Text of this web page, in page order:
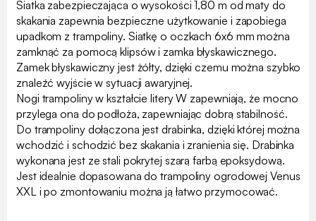
Siatka zabezpieczająca o wysokości 1,80 m od maty do
skakania zapewnia bezpieczne użytkowanie i zapobiega
upadkom z trampoliny. Siatkę o oczkach 6x6 mm można
zamknąć za pomocą klipsów i zamka błyskawicznego.
Zamek błyskawiczny jest żółty, dzięki czemu można szybko
znaleźć wyjście w sytuacji awaryjnej.
Nogi trampoliny w kształcie litery W zapewniają, że mocno
przylega ona do podłoża, zapewniając dobrą stabilność.
Do trampoliny dołączona jest drabinka, dzięki której można
wchodzić i schodzić bez skakania i zranienia się. Drabinka
wykonana jest ze stali pokrytej szarą farbą epoksydową.
Jest idealnie dopasowana do trampoliny ogrodowej Venus
XXL i po zmontowaniu można ją łatwo przymocować.